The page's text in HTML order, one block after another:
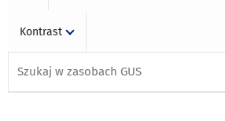
Kontrast